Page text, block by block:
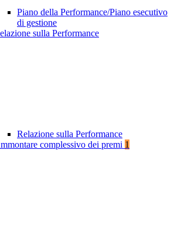
Piano della Performance/Piano esecutivo
di gestione
sulla Performance
Relazione sulla Performance
complessivo dei premi 1